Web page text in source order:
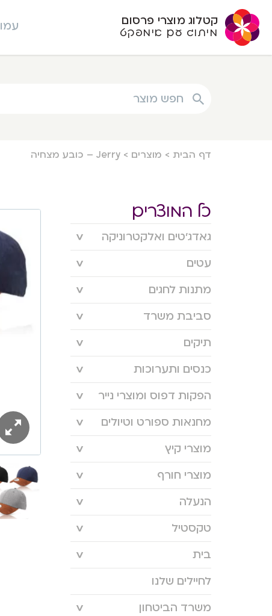
קטלוג מוצרי פרסום
מיתוג עם אימפקט
חפש מוצר
דף הבית > מוצרים >Jerry – כובע מצחיה
כל המוצרים
גאדג’טים ואלקטרוניקה
עטים
מתנות לחגים
סביבת משרד
תיקים
כנסים ותערוכות
הפקות דפוס ומוצרי נייר
מחנאות ספורט וטיולים
מוצרי קיץ
מוצרי חורף
הנעלה
טקסטיל
בית
לחיילים שלנו
משרד הביטחון